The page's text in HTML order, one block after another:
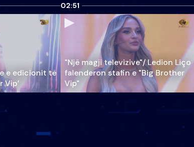
e edicionit të
Vip’
02:51
"Një magji televizive"/ Ledion Liço
falenderon stafin e "Big Brother
Vip"